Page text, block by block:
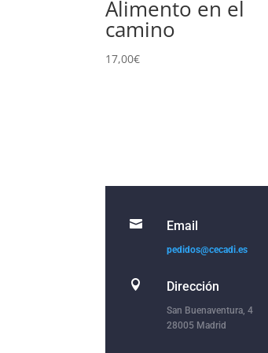
Alimento en el
camino
17,00€
 Email
pedidos@cecadi.es
 Dirección
San Buenaventura, 4
28005 Madrid